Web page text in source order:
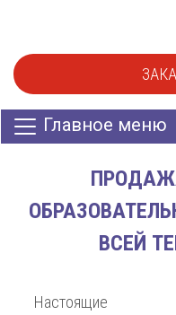
Главное меню
ВСЕЙ
Настоящие